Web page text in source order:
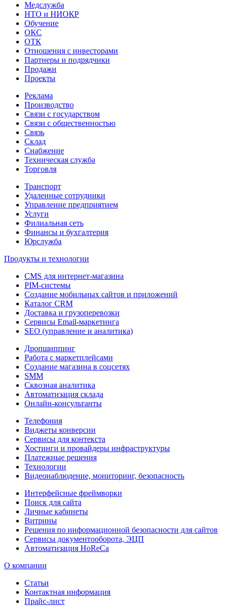
Медслужба
НТО и НИОКР
Обучение
ОКС
ОТК
Отношения с инвесторами
Партнеры и подрядчики
Продажи
Проекты
Реклама
Производство
Связи с государством
Связи с общественностью
Связь
Склад
Снабжение
Техническая служба
Торговля
Транспорт
Удаленные сотрудники
Управление предприятием
Услуги
Филиальная сеть
Финансы и бухгалтерия
Юрслужба
Продукты и технологии
CMS для интернет-магазина
PIM-системы
Создание мобильных сайтов и приложений
Каталог CRM
Доставка и грузоперевозки
Сервисы Email-маркетинга
SEO (управление и аналитика)
Дропшиппинг
Работа с маркетплейсами
Создание магазина в соцсетях
SMM
Сквозная аналитика
Автоматизация склада
Онлайн-консультанты
Телефония
Виджеты конверсии
Сервисы для контекста
Хостинги и провайдеры инфраструктуры
Платежные решения
Технологии
Видеонаблюдение, мониторинг, безопасность
Интерфейсные фреймворки
Поиск для сайта
Личные кабинеты
Витрины
Решения по информационной безопасности для сайтов
Сервисы документооборота, ЭЦП
Автоматизация HoReCa
О компании
Статьи
Контактная информация
Прайс-лист